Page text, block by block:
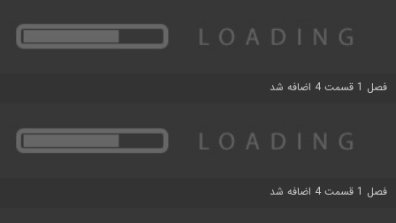
فصل 1 قسمت 4 اضافه شد
فصل 1 قسمت 4 اضافه شد